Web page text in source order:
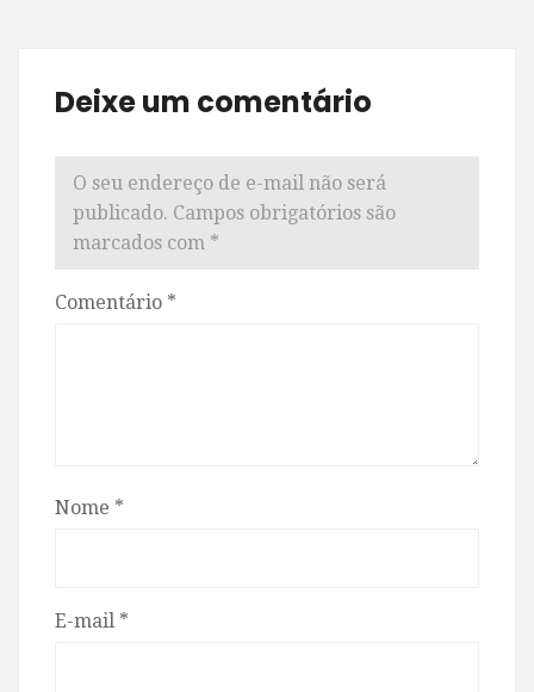
Deixe um comentário
O seu endereço de e-mail não será
publicado. Campos obrigatórios são
marcados com *
Comentário *
Nome *
E-mail *